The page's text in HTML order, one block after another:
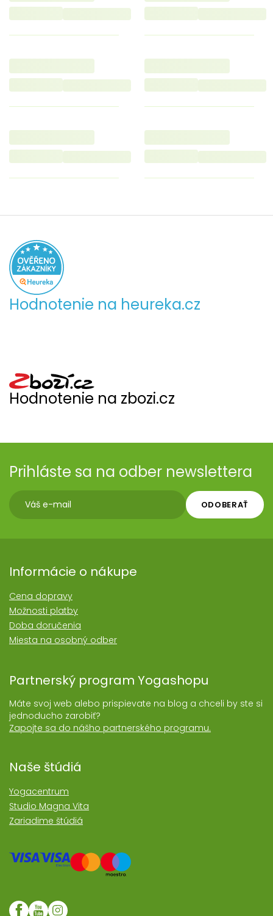
Hodnotenie na heureka.cz
Hodnotenie na zbozi.cz
Prihláste sa na odber newslettera
ODOBERAŤ
Informácie o nákupe
Cena dopravy
Možnosti platby
Doba doručenia
Miesta na osobný odber
Partnerský program Yogashopu
Máte svoj web alebo prispievate na blog a chceli by ste si
jednoducho zarobiť?
Zapojte sa do nášho partnerského programu.
Naše štúdiá
Yogacentrum
Studio Magna Vita
Zariadime štúdiá